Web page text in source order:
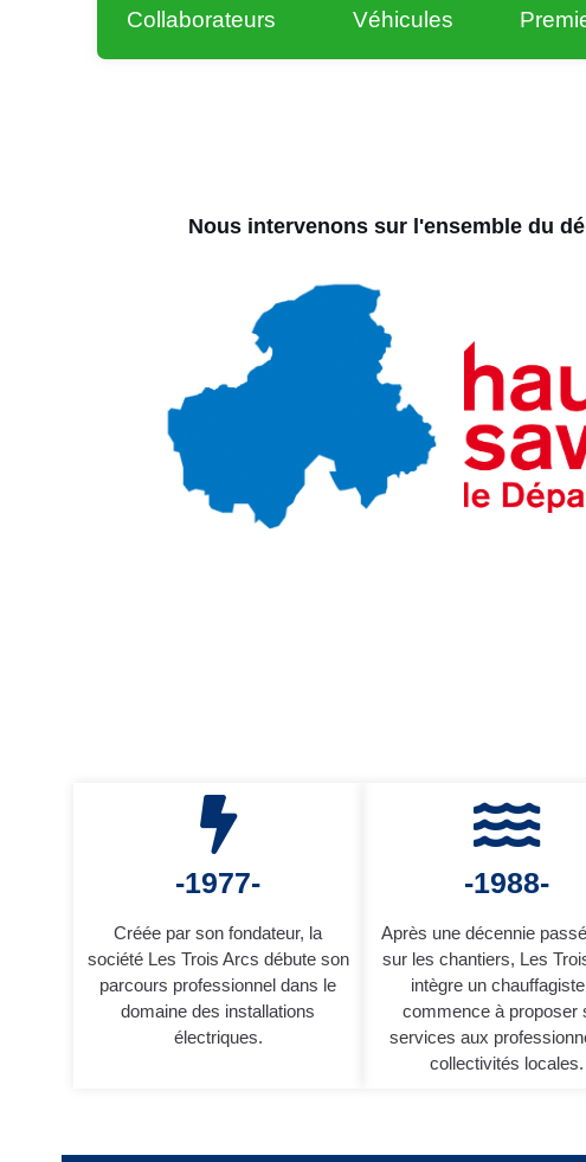
Collaborateurs Véhicules
Nous intervenons sur l'ensemble du
-1977-
Créée par son fondateur, la
société Les Trois Arcs débute son
parcours professionnel dans le
domaine des installations
électriques.
-1988-
Après une décennie
sur les chantiers, Les
intègre un
commence à proposer
services aux
collectivités locales.